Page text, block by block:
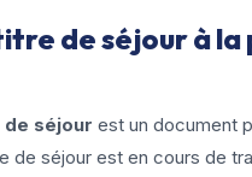
de séjour à
séjour est un document
de séjour est en cours de